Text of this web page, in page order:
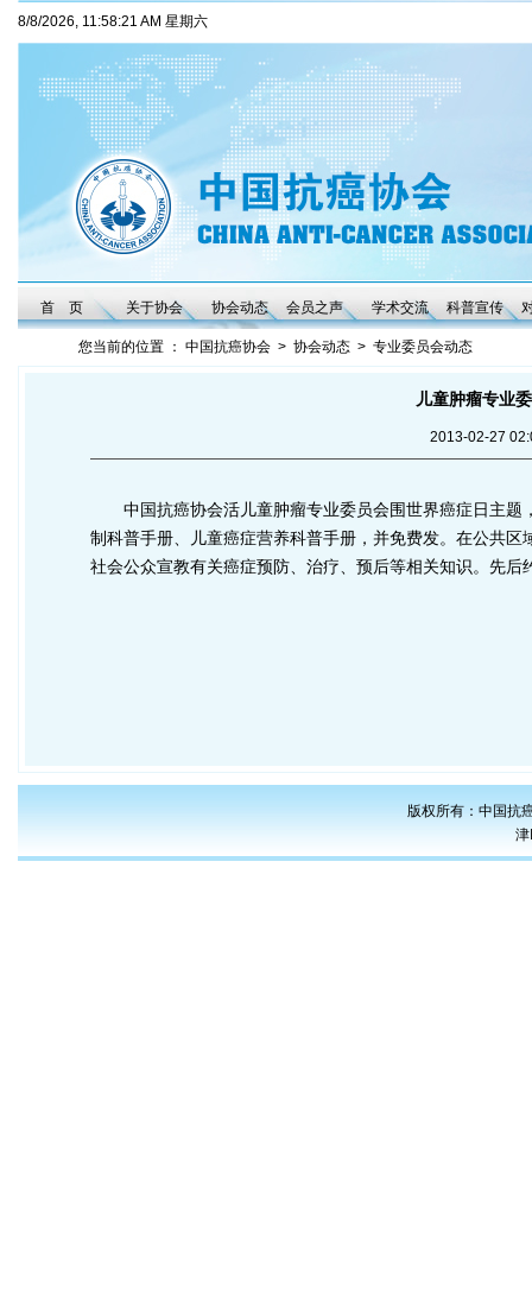
8/8/2026, 11:58:21 AM 星期六
首 页 关于协会 协会动态 会员之声 学术交流 科普宣传
您当前的位置 ： 中国抗癌协会 > 协会动态 > 专业委员会动态
儿童肿瘤专业
2013-02-27
中国抗癌协会活儿童肿瘤专业委员会围世界癌症日主题
制科普手册、儿童癌症营养科普手册，并免费发。在公共
社会公众宣教有关癌症预防、治疗、预后等相关知识。先后
版权所有：中国抗